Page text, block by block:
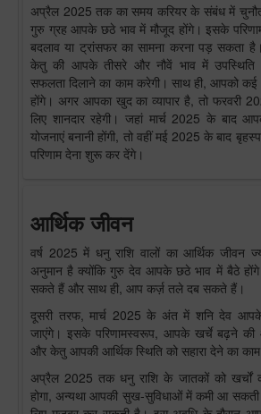
अप्रैल 2025 तक का समय करियर के संबंध में
गुरु ग्रह आपके छठे भाव में मौजूद होंगे। इसके
बदलाव या ट्रांसफर का सामना करना पड़ सकता
केतु की आपके तीसरे और नौवें भाव में उपस्थिति
सफलता दिलाने का काम करेगी। साथ ही, आपको कई
होंगे। अगर आपका खुद का व्यापार है, तो फरवरी
लिए शानदार रहेगी। जहां मार्च 2025 के बाद
योजनाएं बनानी होंगी, तो वहीं मई 2025 के बाद
परिणाम देना शुरू कर देंगे।
आर्थिक जीवन
वर्ष 2025 में धनु राशि वालों का आर्थिक जीवन
अनुमान है क्योंकि गुरु देव आपके छठे भाव में बैठे
सकते हैं और साथ ही, आप कर्ज़ तले दब सकते हैं।
दूसरी तरफ, मार्च 2025 के अंत में शनि देव
जाएंगे। इसके परिणामस्वरूप, आपके खर्चे बढ़ने की
और केतु आपकी आर्थिक स्थिति को सहारा देने का
अप्रैल 2025 तक धनु राशि के जातकों को खर्चों
होगा, अन्यथा आपकी सुख-सुविधाओं में कमी आ